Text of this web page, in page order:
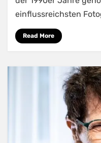
einflussreichsten
Read More